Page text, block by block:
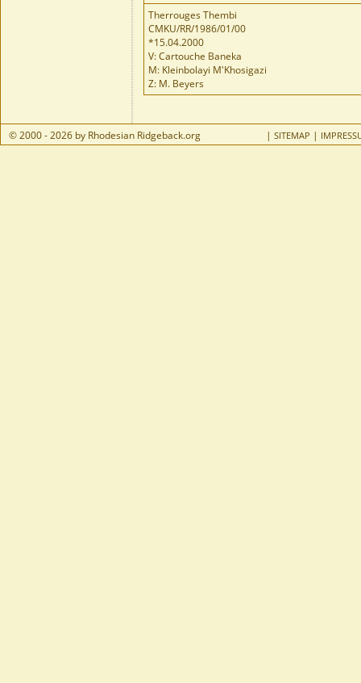
Therrouges Thembi
CMKU/RR/1986/01/00
*15.04.2000
V: Cartouche Baneka
M: Kleinbolayi M'Khosigazi
Z: M. Beyers
© 2000 - 2026 by Rhodesian Ridgeback.org | SITEMAP |